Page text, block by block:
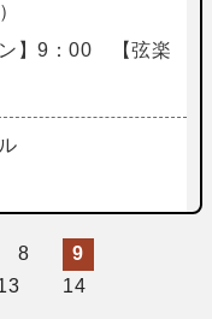
】9：00 【弦楽
8
9
14